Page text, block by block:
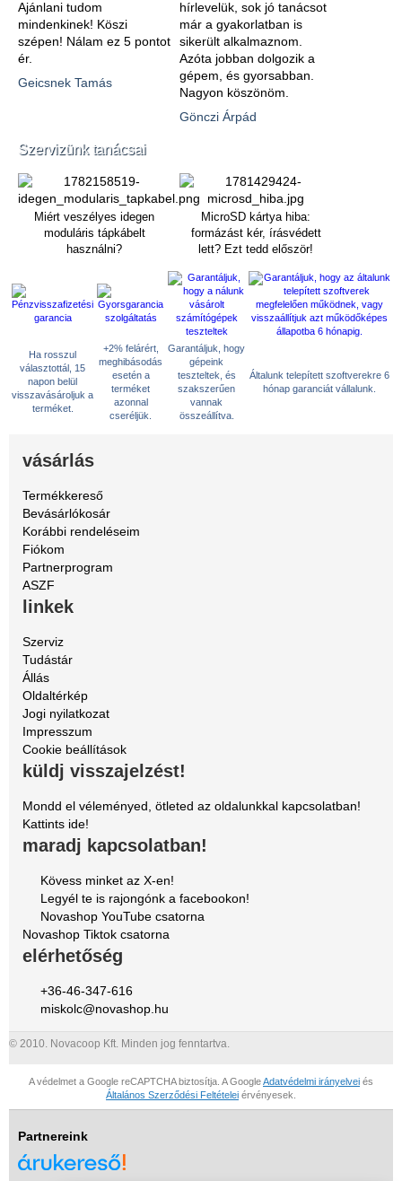
Ajánlani tudom
mindenkinek! Köszi
szépen! Nálam ez 5 pontot
ér.
Geicsnek Tamás
hírlevelük, sok jó tanácsot
már a gyakorlatban is
sikerült alkalmaznom.
Azóta jobban dolgozik a
gépem, és gyorsabban.
Nagyon köszönöm.
Gönczi Árpád
Szervizünk tanácsai
Miért veszélyes idegen
moduláris tápkábelt
használni?
MicroSD kártya hiba:
formázást kér, írásvédett
lett? Ezt tedd először!
Ha rosszul
választottál, 15
napon belül
visszavásároljuk a
terméket.
+2% felárért,
meghibásodás
esetén a
terméket
azonnal
cseréljük.
Garantáljuk, hogy
gépeink
teszteltek, és
szakszerűen
vannak
összeállítva.
Általunk telepített szoftverekre 6
hónap garanciát vállalunk.
vásárlás
Termékkereső
Bevásárlókosár
Korábbi rendeléseim
Fiókom
Partnerprogram
ASZF
linkek
Szerviz
Tudástár
Állás
Oldaltérkép
Jogi nyilatkozat
Impresszum
Cookie beállítások
küldj visszajelzést!
Mondd el véleményed, ötleted az oldalunkkal kapcsolatban!
Kattints ide!
maradj kapcsolatban!
Kövess minket az X-en!
Legyél te is rajongónk a facebookon!
Novashop YouTube csatorna
Novashop Tiktok csatorna
elérhetőség
+36-46-347-616
miskolc@novashop.hu
© 2010. Novacoop Kft. Minden jog fenntartva.
A védelmet a Google reCAPTCHA biztosítja. A GoogleAdatvédelmi irányelvei és
Általános Szerződési Feltételei érvényesek.
Partnereink